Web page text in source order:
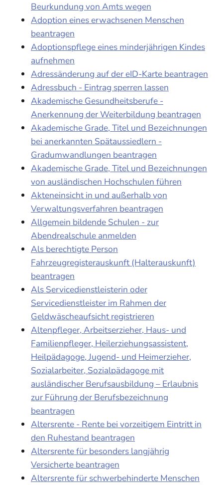
Beurkundung von Amts wegen
Adoption eines erwachsenen Menschen
beantragen
Adoptionspflege eines minderjährigen Kindes
aufnehmen
Adressänderung auf der eID-Karte beantragen
Adressbuch - Eintrag sperren lassen
Akademische Gesundheitsberufe -
Anerkennung der Weiterbildung beantragen
Akademische Grade, Titel und Bezeichnungen
bei anerkannten Spätaussiedlern -
Gradumwandlungen beantragen
Akademische Grade, Titel und Bezeichnungen
von ausländischen Hochschulen führen
Akteneinsicht in und außerhalb von
Verwaltungsverfahren beantragen
Allgemein bildende Schulen - zur
Abendrealschule anmelden
Als berechtigte Person
Fahrzeugregisterauskunft (Halterauskunft)
beantragen
Als Servicedienstleisterin oder
Servicedienstleister im Rahmen der
Geldwäscheaufsicht registrieren
Altenpfleger, Arbeitserzieher, Haus- und
Familienpfleger, Heilerziehungsassistent,
Heilpädagoge, Jugend- und Heimerzieher,
Sozialarbeiter, Sozialpädagoge mit
ausländischer Berufsausbildung – Erlaubnis
zur Führung der Berufsbezeichnung
beantragen
Altersrente - Rente bei vorzeitigem Eintritt in
den Ruhestand beantragen
Altersrente für besonders langjährig
Versicherte beantragen
Altersrente für schwerbehinderte Menschen